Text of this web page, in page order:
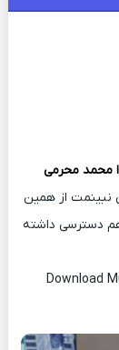
محمد محرمی
نبینمت از همین
هم دسترسی داشته
Download